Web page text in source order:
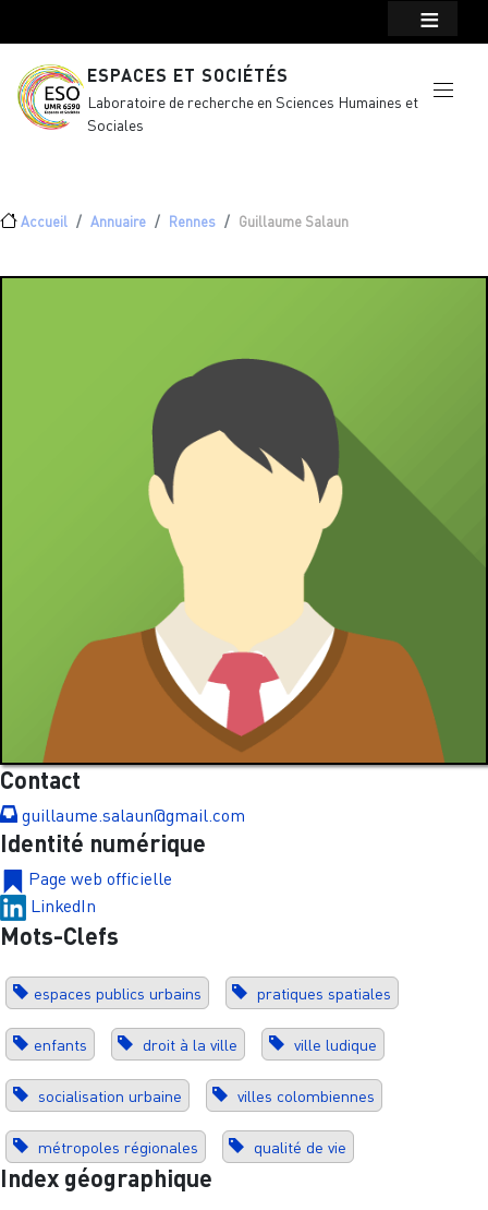
ESPACES ET SOCIÉTÉS
Laboratoire de recherche en Sciences Humaines et
Sociales
Fil d'Ariane
Accueil Annuaire Rennes Guillaume Salaun
Contact
guillaume.salaun@gmail.com
Identité numérique
Page web officielle
LinkedIn
Mots-Clefs
espaces publics urbains pratiques spatiales
enfants droit à la ville ville ludique
socialisation urbaine villes colombiennes
métropoles régionales qualité de vie
Index géographique